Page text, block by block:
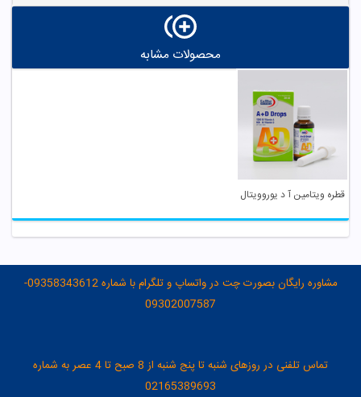
محصولات مشابه
قطره ویتامین آ د یوروویتال
مشاوره رایگان بصورت چت در واتساپ و تلگرام با شماره 09358343612-
09302007587
تماس تلفنی در روزهای شنبه تا پنج شنبه از 8 صبح تا 4 عصر به شماره
02165389693